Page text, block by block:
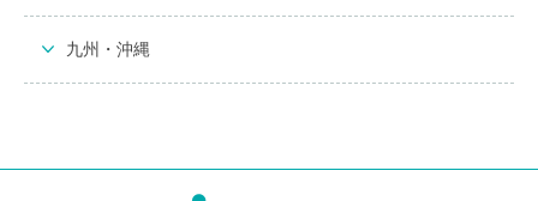
九州・沖縄